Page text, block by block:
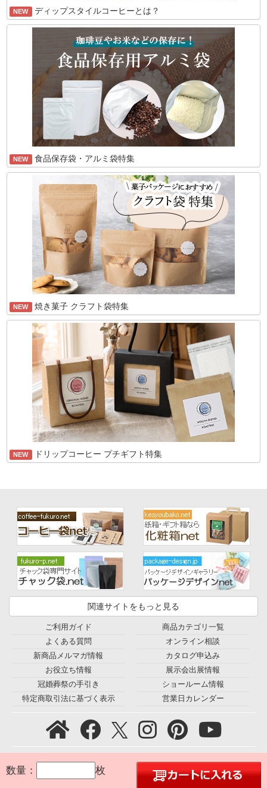
数量： 枚
NEW ディップスタイルコーヒーとは？
NEW 食品保存袋・アルミ袋特集
NEW 焼き菓子 クラフト袋特集
NEW ドリップコーヒー プチギフト特集
関連サイトをもっと見る
ご利用ガイド
よくある質問
新商品メルマガ情報
お役立ち情報
冠婚葬祭の手引き
特定商取引法に基づく表示
商品カテゴリ一覧
オンライン相談
カタログ申込み
展示会出展情報
ショールーム情報
営業日カレンダー
お問合せ
採用情報｜